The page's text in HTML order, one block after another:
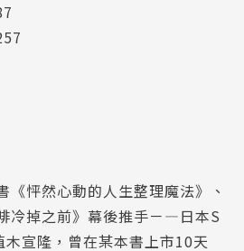
《怦然心動的人生整理魔法》、
冷掉之前》幕後推手－—日本S
宣隆，曾在某本書上市10天